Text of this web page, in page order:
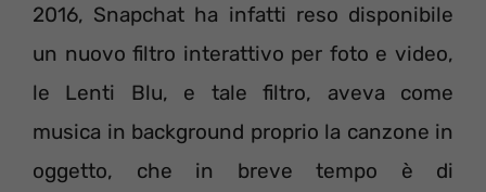
2016, Snapchat ha infatti reso disponibile
un nuovo filtro interattivo per foto e video,
le Lenti Blu, e tale filtro, aveva come
musica in background proprio la canzone in
oggetto, che in breve tempo è di